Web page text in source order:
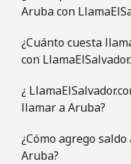
Línea fija ⁦2.8¢⁩
Celular
Azerbaijan
Aruba con
¿Cuánto cuesta
con
¿
llamar a Aruba?
¿Cómo agrego
Aruba?